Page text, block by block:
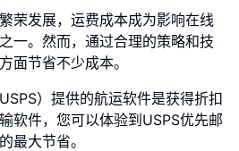
荣发展，运费成本成为影响在线
一。然而，通过合理的策略和技
面节省不少成本。
）提供的航运软件是获得折扣
软件，您可以体验到USPS优先邮
最大节省。